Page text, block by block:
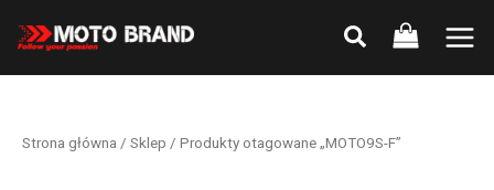
Main
Strona główna / Sklep / Produkty otagowane „MOTO9S-F”